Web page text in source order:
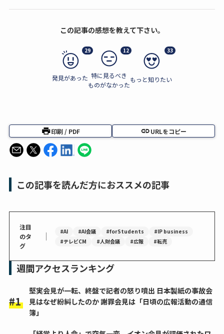
この記事の感想を教えて下さい。
29
発見があった
12
特に見るべき
ものがなかった
33
もっと知りたい
印刷 / PDF URLをコピー
この記事を読んだ方におススメの記事
注目
のタ
グ
｜ #AI #AI会議 #forStudents
#IP business
#テレビCM
#人財会議 #広報 #転売
週間アクセスランキング
堅実会見が一転、終盤で記者の怒り噴出 日本製紙の事故会
見はなぜ紛糾したのか 謝罪会見は「日頃の広報活動の通信
簿」